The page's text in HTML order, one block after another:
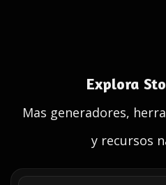
Explora
Mas generadores,
y recursos